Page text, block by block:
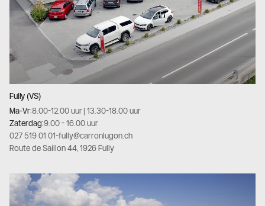
Fully (VS)
Ma-Vr:8.00-12.00 uur | 13.30-18.00 uur
Zaterdag:9.00 - 16.00 uur
027 519 01 01-fully@carronlugon.ch
Route de Saillon 44, 1926 Fully